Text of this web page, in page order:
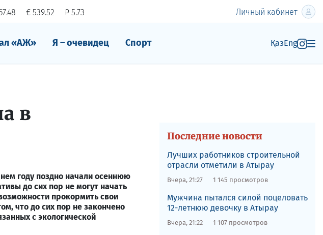
€ 539.52 ₽ 5.73 Личный кабинет
«АЖ» Я – очевидец Спорт ҚазEng
в
году поздно начали осеннюю
до сих пор не могут начать
прокормить свои
что до сих пор не закончено
с экологической
Последние новости
Лучших работников строительной
отрасли отметили в Атырау
Вчера, 21:27 1 145 просмотров
Мужчина пытался силой поцеловать
12-летнюю девочку в Атырау
Вчера, 21:22 1 107 просмотров